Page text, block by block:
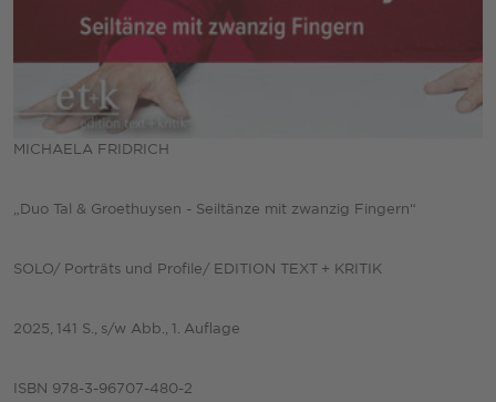
MICHAELA FRIDRICH
„Duo Tal & Groethuysen - Seiltänze mit zwanzig Fingern“
SOLO/ Porträts und Profile/ EDITION TEXT + KRITIK
2025, 141 S., s/w Abb., 1. Auflage
ISBN 978-3-96707-480-2